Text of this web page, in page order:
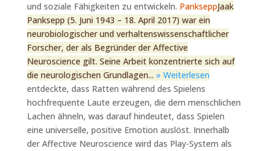
und soziale Fähigkeiten zu entwickeln. PankseppJaak
Panksepp (5. Juni 1943 – 18. April 2017) war ein
neurobiologischer und verhaltenswissenschaftlicher
Forscher, der als Begründer der Affective
Neuroscience gilt. Seine Arbeit konzentrierte sich auf
die neurologischen Grundlagen... » Weiterlesen
entdeckte, dass Ratten während des Spielens
hochfrequente Laute erzeugen, die dem menschlichen
Lachen ähneln, was darauf hindeutet, dass Spielen
eine universelle, positive Emotion auslöst. Innerhalb
der Affective Neuroscience wird das Play-System als